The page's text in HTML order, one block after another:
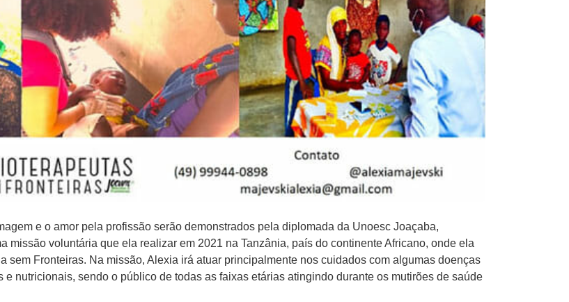
e o amor pela profissão serão demonstrados pela diplomada da Unoesc Joaçaba,
missão voluntária que ela realizar em 2021 na Tanzânia, país do continente Africano, onde ela
sem Fronteiras. Na missão, Alexia irá atuar principalmente nos cuidados com algumas doenças
nutricionais, sendo o público de todas as faixas etárias atingindo durante os mutirões de saúde